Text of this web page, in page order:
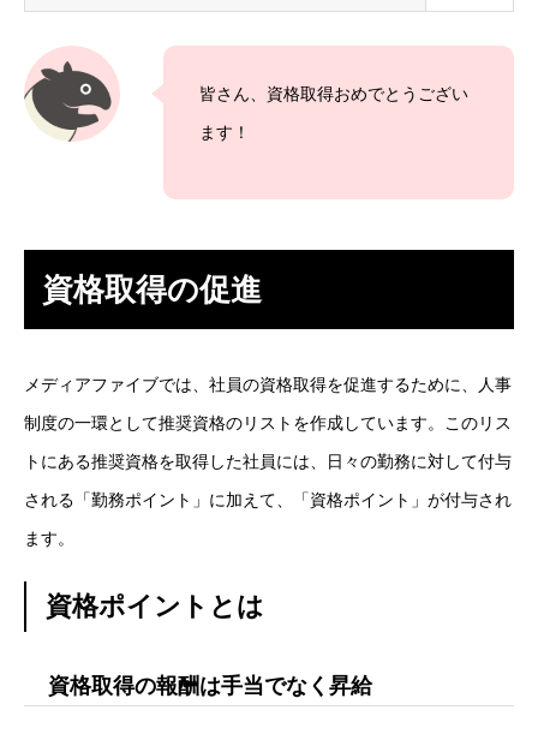
福利厚生
働く
遊ぶ
社員を知る Interview
新卒採用エントリー
第二新卒採用エントリー
皆さん、資格取得おめでとうござい
ます！
資格取得の促進
メディアファイブでは、社員の資格取得を促進するために、人事
制度の一環として推奨資格のリストを作成しています。このリス
トにある推奨資格を取得した社員には、日々の勤務に対して付与
される「勤務ポイント」に加えて、「資格ポイント」が付与され
ます。
資格ポイントとは
資格取得の報酬は手当でなく昇給